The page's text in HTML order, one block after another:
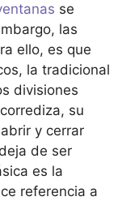
se
las
ello, es que
la tradicional
divisiones
su
y cerrar
de ser
es la
referencia a